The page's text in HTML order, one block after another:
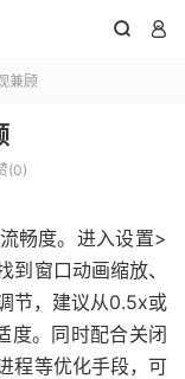
 
兼顾
(0)
畅度。进入设置>
窗口动画缩放、
节，建议从0.5x或
度。同时配合关闭
程等优化手段，可